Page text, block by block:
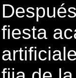
fiesta